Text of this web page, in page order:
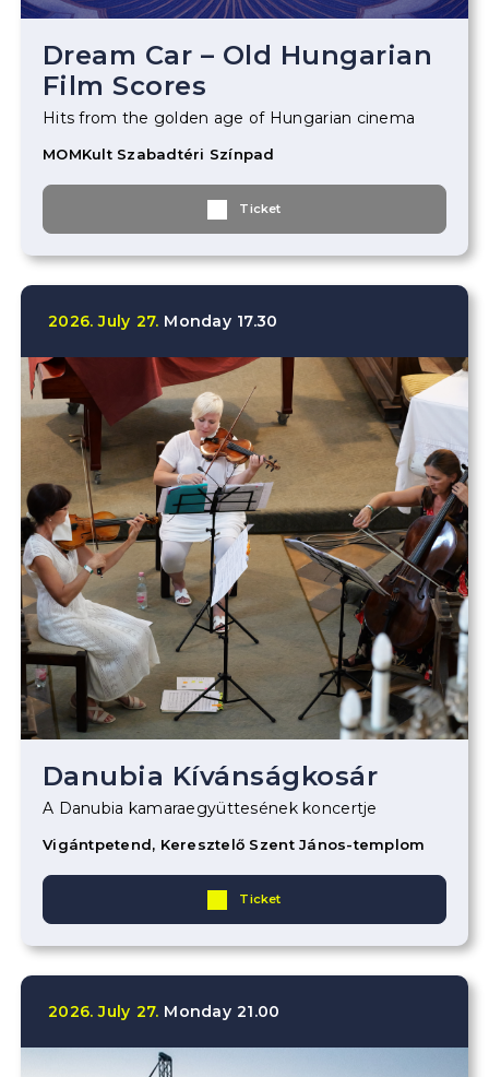
Dream Car – Old Hungarian
Film Scores
Hits from the golden age of Hungarian cinema
MOMKult Szabadtéri Színpad
Ticket
2026. July 27. Monday 17.30
Danubia Kívánságkosár
A Danubia kamaraegyüttesének koncertje
Vigántpetend, Keresztelő Szent János-templom
Ticket
2026. July 27. Monday 21.00